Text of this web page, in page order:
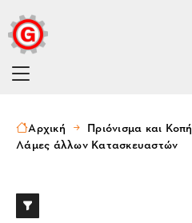
Αρχική Πριόνισμα και Κοπή
Λάμες άλλων Κατασκευαστών